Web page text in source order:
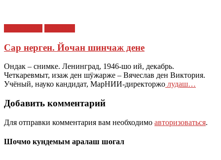
Сар нерген. Йочан шинчаж дене
Ондак – снимке. Ленинград, 1946-шо ий, декабрь.
Четкаревмыт, изаж ден шӱжарже – Вячеслав ден Виктория.
Учёный, науко кандидат, МарНИИ-директоржо лудаш…
Добавить комментарий
Для отправки комментария вам необходимо авторизоваться.
Шочмо кундемым аралаш шогал